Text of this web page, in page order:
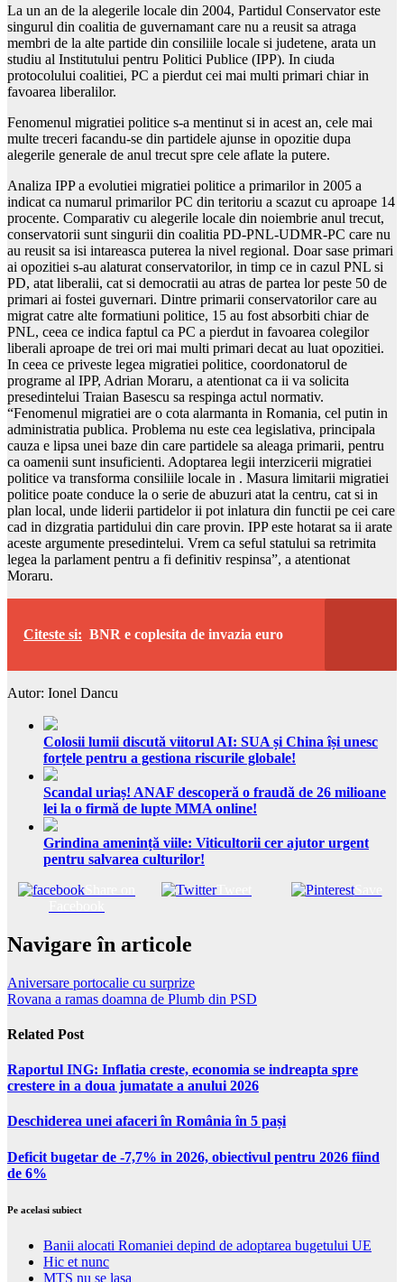
La un an de la alegerile locale din 2004, Partidul Conservator este
singurul din coalitia de guvernamant care nu a reusit sa atraga
membri de la alte partide din consiliile locale si judetene, arata un
studiu al Institutului pentru Politici Publice (IPP). In ciuda
protocolului coalitiei, PC a pierdut cei mai multi primari chiar in
favoarea liberalilor.
Fenomenul migratiei politice s-a mentinut si in acest an, cele mai
multe treceri facandu-se din partidele ajunse in opozitie dupa
alegerile generale de anul trecut spre cele aflate la putere.
Analiza IPP a evolutiei migratiei politice a primarilor in 2005 a
indicat ca numarul primarilor PC din teritoriu a scazut cu aproape 14
procente. Comparativ cu alegerile locale din noiembrie anul trecut,
conservatorii sunt singurii din coalitia PD-PNL-UDMR-PC care nu
au reusit sa isi intareasca puterea la nivel regional. Doar sase primari
ai opozitiei s-au alaturat conservatorilor, in timp ce in cazul PNL si
PD, atat liberalii, cat si democratii au atras de partea lor peste 50 de
primari ai fostei guvernari. Dintre primarii conservatorilor care au
migrat catre alte formatiuni politice, 15 au fost absorbiti chiar de
PNL, ceea ce indica faptul ca PC a pierdut in favoarea colegilor
liberali aproape de trei ori mai multi primari decat au luat opozitiei.
In ceea ce priveste legea migratiei politice, coordonatorul de
programe al IPP, Adrian Moraru, a atentionat ca ii va solicita
presedintelui Traian Basescu sa respinga actul normativ.
“Fenomenul migratiei are o cota alarmanta in Romania, cel putin in
administratia publica. Problema nu este cea legislativa, principala
cauza e lipsa unei baze din care partidele sa aleaga primarii, pentru
ca oamenii sunt insuficienti. Adoptarea legii interzicerii migratiei
politice va transforma consiliile locale in . Masura limitarii migratiei
politice poate conduce la o serie de abuzuri atat la centru, cat si in
plan local, unde liderii partidelor ii pot inlatura din functii pe cei care
cad in dizgratia partidului din care provin. IPP este hotarat sa ii arate
aceste argumente presedintelui. Vrem ca seful statului sa retrimita
legea la parlament pentru a fi definitiv respinsa”, a atentionat
Moraru.
Citeste si: BNR e coplesita de invazia euro
Autor: Ionel Dancu
Colosii lumii discută viitorul AI: SUA și China își unesc
forțele pentru a gestiona riscurile globale!
Scandal uriaș! ANAF descoperă o fraudă de 26 milioane
lei la o firmă de lupte MMA online!
Grindina amenință viile: Viticultorii cer ajutor urgent
pentru salvarea culturilor!
Tweet Save
Navigare în articole
Aniversare portocalie cu surprize
Rovana a ramas doamna de Plumb din PSD
Related Post
Raportul ING: Inflatia creste, economia se indreapta spre
crestere in a doua jumatate a anului 2026
Deschiderea unei afaceri în România în 5 pași
Deficit bugetar de -7,7% in 2026, obiectivul pentru 2026 fiind
de 6%
Pe acelasi subiect
Banii alocati Romaniei depind de adoptarea bugetului UE
Hic et nunc
MTS nu se lasa